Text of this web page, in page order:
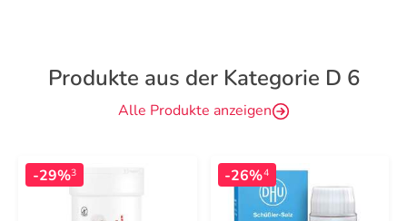
Produkte aus der Kategorie D 6
Alle Produkte anzeigen
-29%3 -26%4